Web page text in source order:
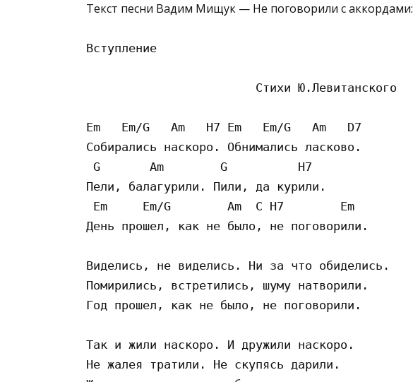
Текст песни Вадим Мищук — Не поговорили с аккордами:
Вступление
Em   Em/G   Am   H7 Em   Em/G   Am   D7
Собирались наскоро. Обнимались ласково.
G       Am        G          H7
Пели, балагурили. Пили, да курили.
Em     Em/G        Am  С H7        Em
День прошел, как не было, не поговорили.
Виделись, не виделись. Ни за что обиделись.
Помирились, встретились, шуму натворили.
Год прошел, как не было, не поговорили.
Так и жили наскоро. И дружили наскоро.
Не жалея тратили. Не скупясь дарили.